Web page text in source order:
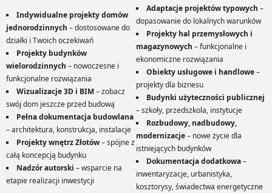
Indywidualne projekty domów
jednorodzinnych – dostosowane do
działki i Twoich oczekiwań
Projekty budynków
wielorodzinnych – nowoczesne i
funkcjonalne rozwiązania
Wizualizacje 3D i BIM– zobacz
swój dom jeszcze przed budową
Pełna dokumentacja budowlana
– architektura, konstrukcja, instalacje
Projekty wnętrz Złotów– spójne z
całą koncepcją budynku
Nadzór autorski – wsparcie na
etapie realizacji inwestycji
Adaptacje projektów typowych –
dopasowanie do lokalnych warunków
Projekty hal przemysłowych i
magazynowych – funkcjonalne i
ekonomiczne rozwiązania
Obiekty usługowe i handlowe–
projekty dla biznesu
Budynki użyteczności publicznej
– szkoły, przedszkola, instytucje
Rozbudowy, nadbudowy,
modernizacje– nowe życie dla
istniejących budynków
Dokumentacja dodatkowa–
inwentaryzacje, urbanistyka,
kosztorysy, świadectwa energetyczne